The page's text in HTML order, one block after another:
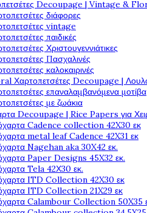
Decoupage | Vintage &
διάφορες
vintage
παιδικές
Χριστουγεννιάτικες
Πασχαλινές
καλοκαιρινές
Χαρτοπετσέτες Decoupage |
επαναλαμβανόμενα μοτίβα
με ζωάκια
Decoupage | Rice Papers για
Cadence collection 42X30 εκ
metal leaf Cadence 42X31 εκ
Nagehan aka 30X42 εκ.
Paper Designs 45X32 εκ.
Tela 42Χ30 εκ.
ITD Collection 42X30 εκ
ITD Collection 21X29 εκ
Calambour Collection 50X35